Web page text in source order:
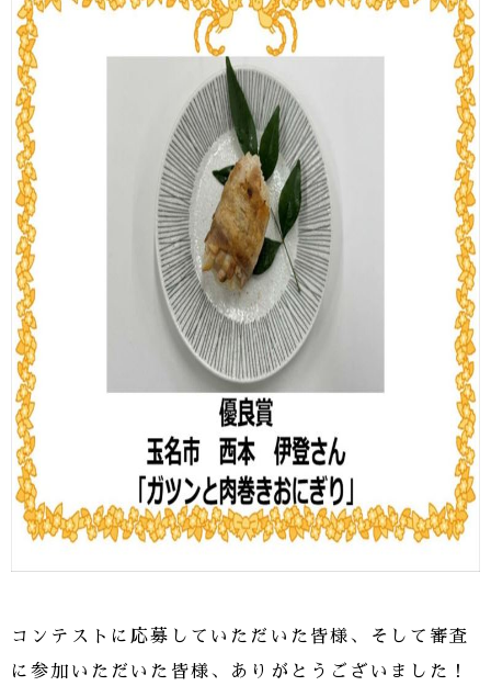
コンテストに応募していただいた皆様、そして審査
に参加いただいた皆様、ありがとうございました！